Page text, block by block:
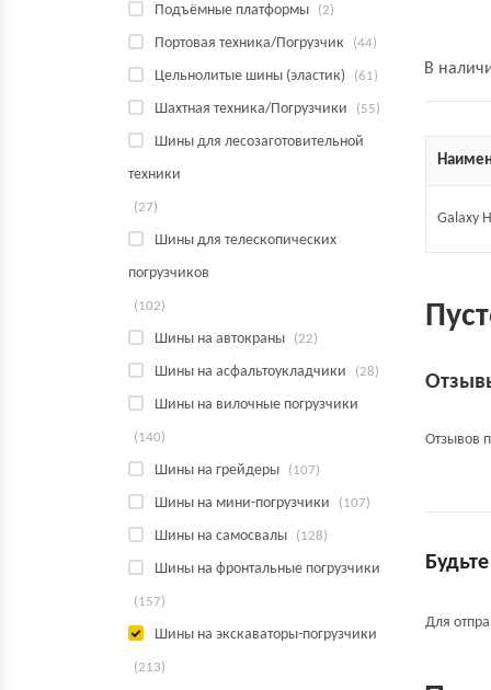
В
Galaxy
Отзывов
Для
Подъёмные платформы (2)
Портовая техника/Погрузчик (44)
Цельнолитые шины (эластик) (61)
Шахтная техника/Погрузчики (55)
Шины для лесозаготовительной
техники
(27)
Шины для телескопических
погрузчиков
(102)
Шины на автокраны (22)
Шины на асфальтоукладчики (28)
Шины на вилочные погрузчики
(140)
Шины на грейдеры (107)
Шины на мини-погрузчики (107)
Шины на самосвалы (128)
Шины на фронтальные погрузчики
(157)
Шины на экскаваторы-погрузчики
(213)